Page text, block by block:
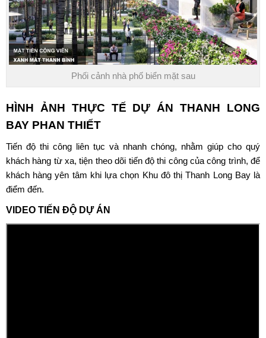
Phối cảnh nhà phố biển mặt sau
HÌNH ẢNH THỰC TẾ DỰ ÁN THANH LONG
BAY PHAN THIẾT
Tiến độ thi công liên tục và nhanh chóng, nhằm giúp cho quý
khách hàng từ xa, tiện theo dõi tiến độ thi công của công trình, để
khách hàng yên tâm khi lựa chọn Khu đô thị Thanh Long Baylà
điểm đến.
VIDEO TIẾN ĐỘ DỰ ÁN